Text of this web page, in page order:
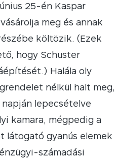
25-én Kaspar
meg és annak
költözik. (Ezek
hogy Schuster
Halála oly
nélkül halt meg,
napján lepecsételve
kamara, mégpedig a
látogató gyanús elemek
számadási